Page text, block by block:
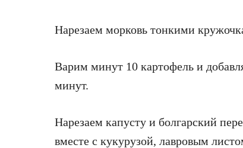
Нарезаем морковь тонкими
Варим минут 10 картофель и
минут.
Нарезаем капусту и болгарский
вместе с кукурузой, лавровым